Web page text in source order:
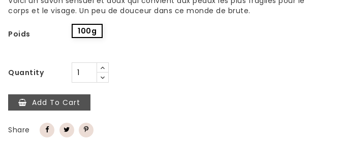
corps et le visage. Un peu de douceur dans ce monde de brute.
Poids 100g
Quantity
Add To Cart
Share